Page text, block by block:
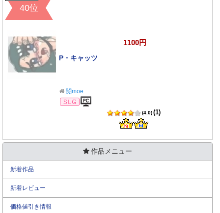
40位
1100円
P・キャッツ
闘moe
シミュレーション
(4.0) (1)
作品メニュー
新着作品
新着レビュー
価格値引き情報